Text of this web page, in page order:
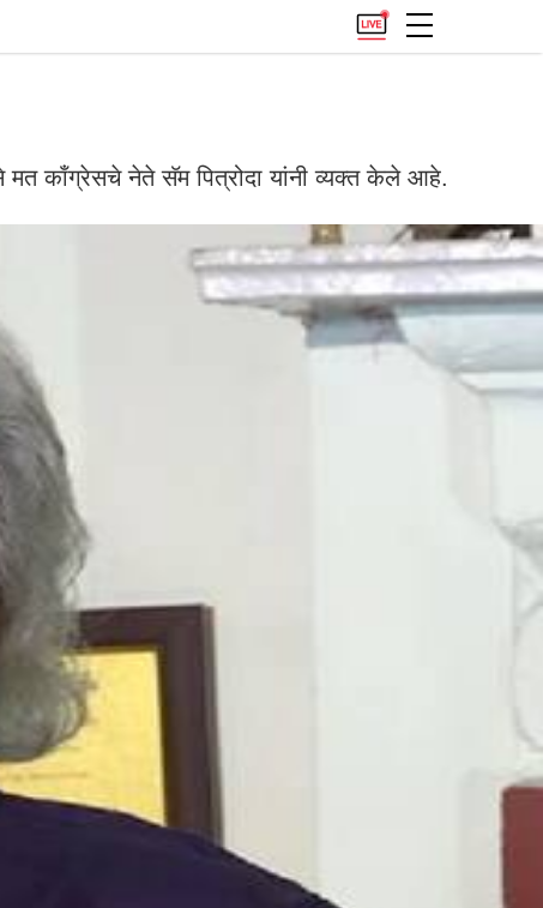
मत काँग्रेसचे नेते सॅम पित्रोदा यांनी व्यक्त केले आहे.